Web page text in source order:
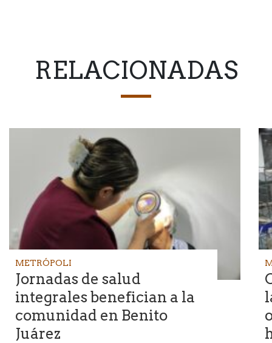
RELACIONADAS
METRÓPOLI
Jornadas de salud
integrales benefician a la
comunidad en Benito
Juárez